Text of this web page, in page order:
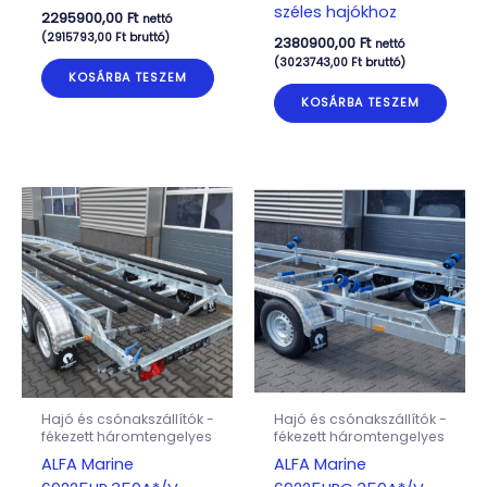
2295900,00 Ft nettó
(2915793,00 Ftbruttó)
KOSÁRBA TESZEM
széles hajókhoz
2380900,00 Ft nettó
(3023743,00 Ftbruttó)
KOSÁRBA TESZEM
Hajó és csónakszállítók -
fékezett háromtengelyes
ALFA Marine
Hajó és csónakszállítók -
fékezett háromtengelyes
ALFA Marine